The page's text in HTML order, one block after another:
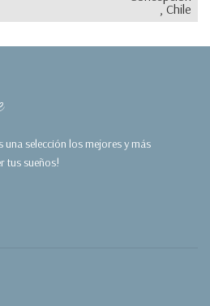
, Chile
selección los mejores y más
tus sueños!